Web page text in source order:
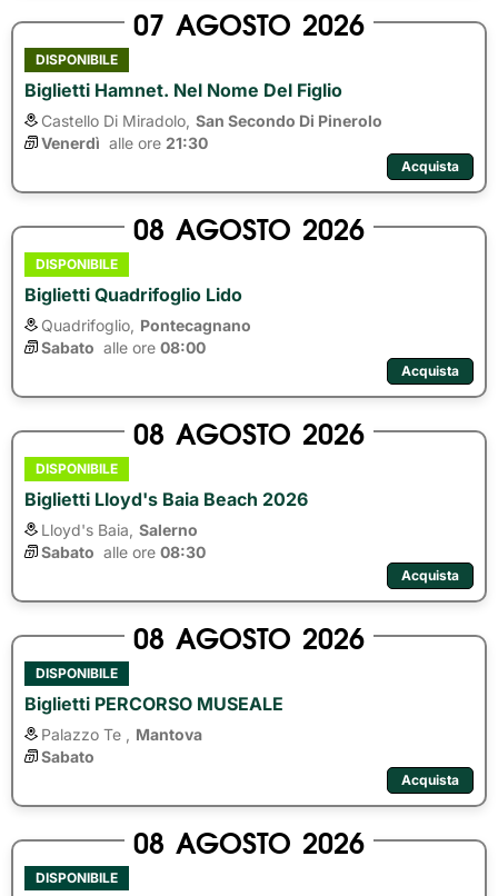
07 AGOSTO 2026
DISPONIBILE
Biglietti Hamnet. Nel Nome Del Figlio
Castello Di Miradolo, San Secondo Di Pinerolo
Venerdì alle ore 21:30
Acquista
08 AGOSTO 2026
DISPONIBILE
Biglietti Quadrifoglio Lido
Quadrifoglio, Pontecagnano
Sabato alle ore 08:00
Acquista
08 AGOSTO 2026
DISPONIBILE
Biglietti Lloyd's Baia Beach 2026
Lloyd's Baia, Salerno
Sabato alle ore 08:30
Acquista
08 AGOSTO 2026
DISPONIBILE
Biglietti PERCORSO MUSEALE
Palazzo Te ,
Mantova
Sabato
Acquista
08 AGOSTO 2026
DISPONIBILE